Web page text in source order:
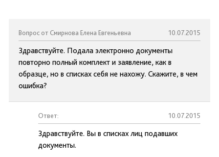
Вопрос от Смирнова Елена Евгеньевна 10.07.2015
Здравствуйте. Подала электронно документы
повторно полный комплект и заявление, как в
образце, но в списках себя не нахожу. Скажите, в чем
ошибка?
Ответ: 10.07.2015
Здравствуйте. Вы в списках лиц подавших
документы.